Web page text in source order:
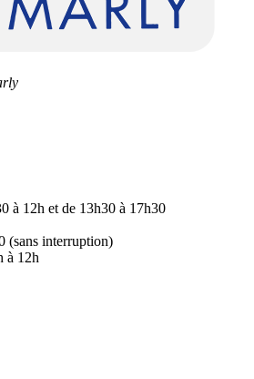
à 12h et de 13h30 à 17h30
(sans interruption)
à 12h